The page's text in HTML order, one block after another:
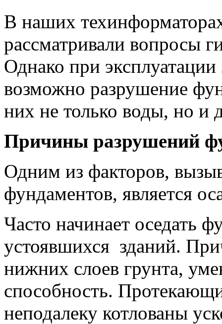
В наших
рассматривали вопросы
Однако при
возможно разрушение
них не только воды, но и
Причины разрушений
Одним из факторов,
фундаментов, является
Часто начинает оседать
устоявшихся зданий.
нижних слоев грунта,
способность.
неподалеку котлованы